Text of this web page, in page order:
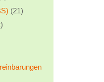
(21)